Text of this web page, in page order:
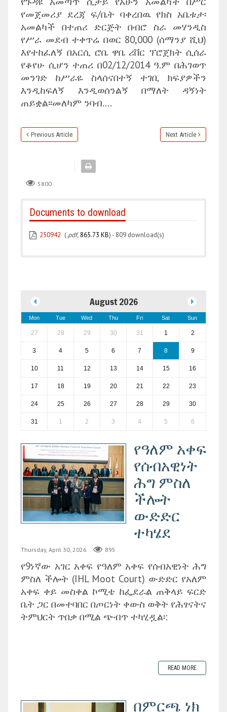
የመጀመሪያ ደረጃ ፍ/ቤት ባቀረበዉ የክስ አቤቱታ፡
አመልካች በተጠሪ ድርጅት በብሮ ስራ መሃንዲስ
የሥራ መደብ ተቀጥሬ በወር 80,000 (ሰማንያ ሺህ)
እየተከፈለኝ በአርሲ ሮቤ ዋቤ ሪቨር ፕሮጀክት ሲሰራ
የቆየሁ ሲሆን ተጠሪ በ02/12/2014 ዓ.ም በሕገወጥ
መንገድ ከሥራዬ ስላሰናበተኝ ተገቢ ክፍያዎችን
እንዲከፍለኝ እንዲወሰንልኝ በማለት ዳኝነት
ጠይቋል፡፡መለካም ንባብ….
Previous Article Next Article
5800
Documents to download
250942 (.pdf, 865.73 KB) - 809 download(s)
August 2026
Mon Tue Wed Thu Fri Sat Sun
27 28 29 30 31 1 2
3 4 5 6 7 8 9
10 11 12 13 14 15 16
17 18 19 20 21 22 23
24 25 26 27 28 29 30
31 1 2 3 4 5 6
የዓለም አቀፍ
የሰብአዊነት
ሕግ ምስለ
ችሎት
ውድድር
ተካሄደ
Thursday, April 30, 2026 895
የ9ነኛው አገር አቀፍ የዓለም አቀፍ የሰብአዊነት ሕግ
ምስለ ችሎት (IHL Moot Court) ውድድር የአለም
አቀፍ ቀይ መስቀል ኮሚቴ ከፌደራል ጠቅላይ ፍርድ
ቤት ጋር በመተባበር በጦርነት ቀውስ ወቅት የሕፃናትና
ትምህርት ጥበቃ በሚል ጭብጥ ተካሂዷል፡:
READ MORE
በምርጫ ነክ